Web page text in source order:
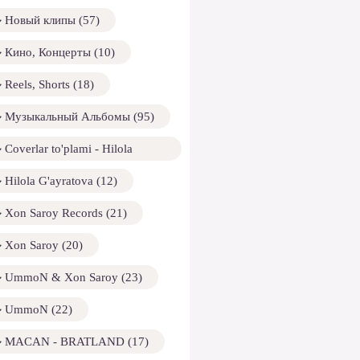
Новый клипы (57)
Кино, Концерты (10)
Reels, Shorts (18)
Музыкальный Альбомы (95)
Coverlar to'plami - Hilola
Hilola G'ayratova (12)
Xon Saroy Records (21)
Xon Saroy (20)
UmmoN & Xon Saroy (23)
UmmoN (22)
MACAN - BRATLAND (17)